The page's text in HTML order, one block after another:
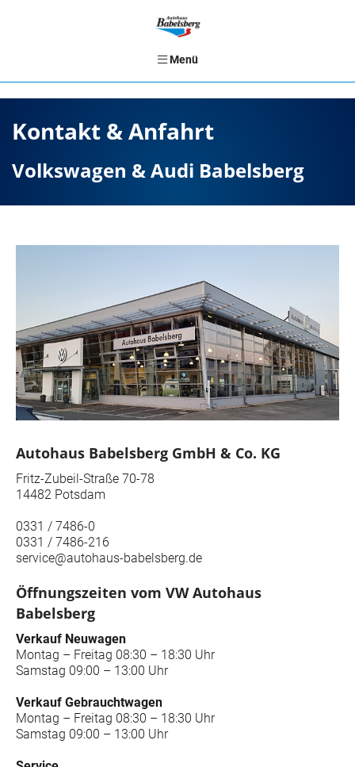
Menü
Kontakt & Anfahrt
Volkswagen & Audi Babelsberg
Autohaus Babelsberg GmbH & Co. KG
Fritz-Zubeil-Straße 70-78
14482 Potsdam
0331 / 7486-0
0331 / 7486-216
service@autohaus-babelsberg.de
Öffnungszeiten vom VW Autohaus
Babelsberg
Verkauf Neuwagen
Montag – Freitag 08:30 – 18:30 Uhr
Samstag 09:00 – 13:00 Uhr
Verkauf Gebrauchtwagen
Montag – Freitag 08:30 – 18:30 Uhr
Samstag 09:00 – 13:00 Uhr